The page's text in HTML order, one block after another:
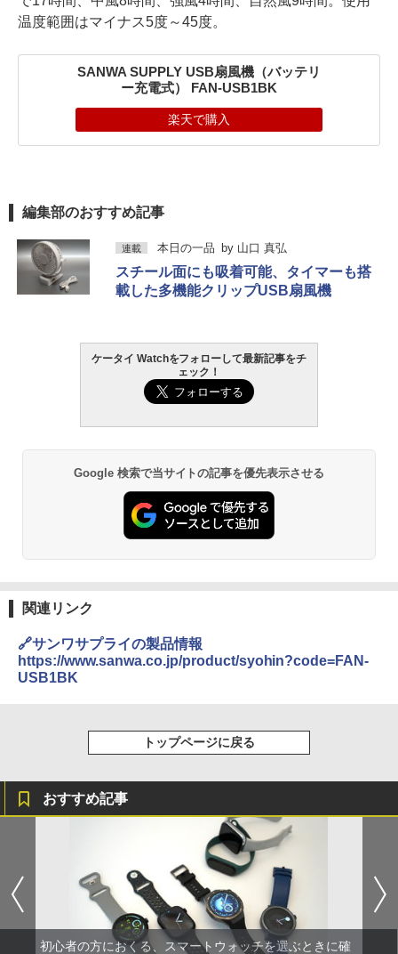
温度範囲はマイナス5度～45度。
SANWA SUPPLY USB扇風機（バッテリ
ー充電式） FAN-USB1BK
楽天で購入
編集部のおすすめ記事
連載 本日の一品 by 山口 真弘
スチール面にも吸着可能、タイマーも搭
載した多機能クリップUSB扇風機
ケータイ Watchをフォローして最新記事をチ
ェック！
Google 検索で当サイトの記事を優先表示させる
関連リンク
🔗サンワサプライの製品情報
https://www.sanwa.co.jp/product/syohin?code=FAN-
USB1BK
トップページに戻る
おすすめ記事
初心者の方におくる、スマートウォッチを選ぶときに確